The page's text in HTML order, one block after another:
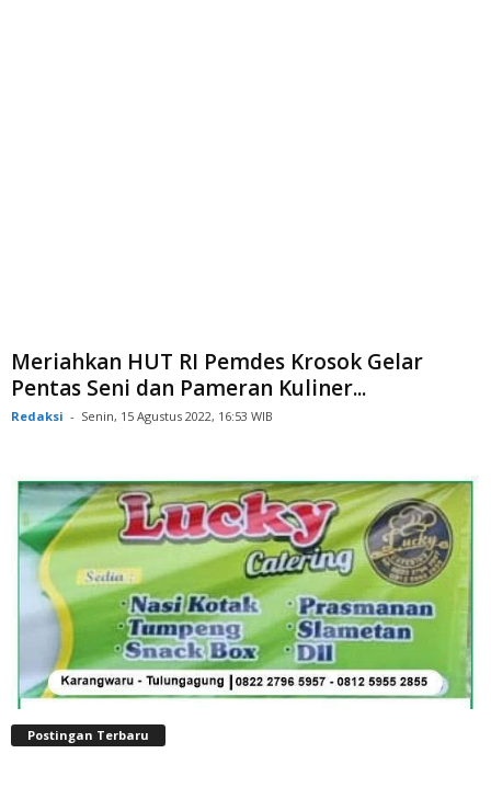
Meriahkan HUT RI Pemdes Krosok Gelar
Pentas Seni dan Pameran Kuliner...
Redaksi - Senin, 15 Agustus 2022, 16:53 WIB
Postingan Terbaru